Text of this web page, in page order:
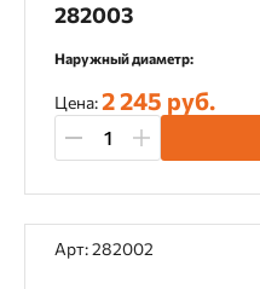
282003
Наружный диаметр:
Цена:2 245 руб.
Арт: 282002